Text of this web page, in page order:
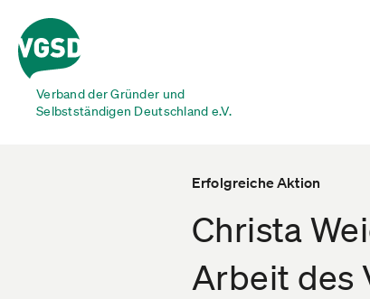
Verband der Gründer und
Selbstständigen Deutschland e.V.
Erfolgreiche Aktion
Christa
Arbeit des